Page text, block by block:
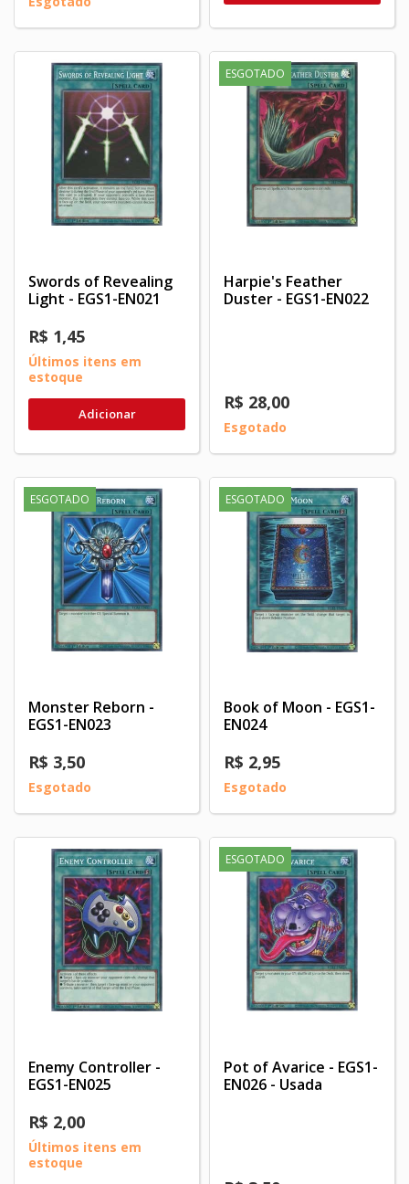
Swords of Revealing
Light - EGS1-EN021
R$ 1,45
Últimos itens em
estoque
Adicionar
ESGOTADO
Harpie's Feather
Duster - EGS1-EN022
R$ 28,00
Esgotado
ESGOTADO
Monster Reborn -
EGS1-EN023
R$ 3,50
Esgotado
ESGOTADO
Book of Moon - EGS1-
EN024
R$ 2,95
Esgotado
Enemy Controller -
EGS1-EN025
R$ 2,00
Últimos itens em
estoque
ESGOTADO
Pot of Avarice - EGS1-
EN026 - Usada